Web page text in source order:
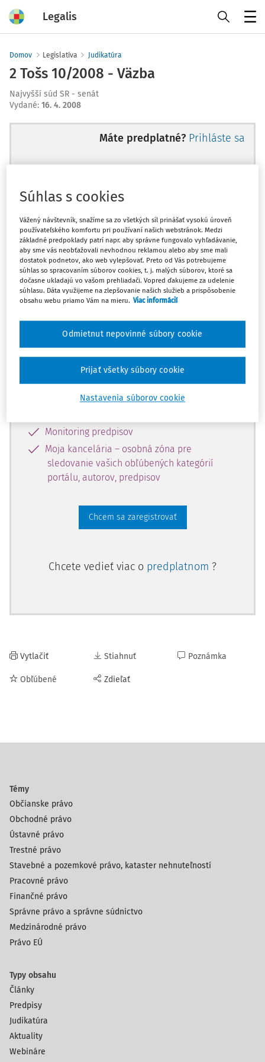
Legalis
Domov Legislatíva Judikatúra
2 Tošs 10/2008 - Väzba
Najvyšší súd SR - senát
Vydané: 16. 4. 2008
Máte predplatné? Prihláste sa
Ups, zatiaľ ste si prečítali len
začiatok...
Celý odborný obsah z tejto oblasti je
dostupný predplatiteľom portálu.
obsahu a získajte prístup na 10 dní
zdarma, stačí sa len zaregistrovať.
Vďaka registrácii získate prístup aj k
vybranému obsahu:
Monitoring predpisov
Moja kancelária – osobná zóna pre
sledovanie vašich obľúbených kategórií
portálu, autorov, predpisov
Chcem sa zaregistrovať
Chcete vedieť viac o predplatnom ?
Vytlačiť
Obľúbené
Stiahnuť
Zdieľať
Poznámka
Témy
Občianske právo
Obchodné právo
Ústavné právo
Trestné právo
Stavebné a pozemkové právo, kataster nehnuteľností
Pracovné právo
Finančné právo
Správne právo a správne súdnictvo
Medzinárodné právo
Právo EÚ
Typy obsahu
Články
Predpisy
Judikatúra
Aktuality
Webináre
Súhlas s cookies
Vážený návštevník, snažíme sa zo všetkých síl prinášať vysokú úroveň
používateľského komfortu pri používaní našich webstránok. Medzi
základné predpoklady patrí napr. aby správne fungovalo vyhľadávanie,
aby sme vás neobťažovali nevhodnou reklamou alebo aby sme mali
dostatok podnetov, ako web vylepšovať. Preto od Vás potrebujeme
súhlas so spracovaním súborov cookies, t. j. malých súborov, ktoré sa
dočasne ukladajú vo vašom prehliadači. Vopred ďakujeme za udelenie
súhlasu. Dáta využijeme na zlepšovanie našich služieb a prispôsobenie
obsahu webu priamo Vám na mieru. Viac informácií
Nastavenia súborov cookie
Odmietnut nepovinné súbory cookie
Prijať všetky súbory cookie